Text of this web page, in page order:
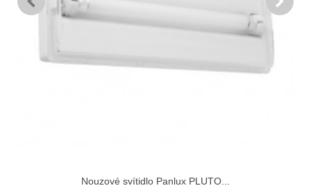
Nouzové svítidlo Panlux PLUTO...